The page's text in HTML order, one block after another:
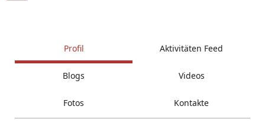
Profil Aktivitäten Feed
Blogs Videos
Fotos Kontakte